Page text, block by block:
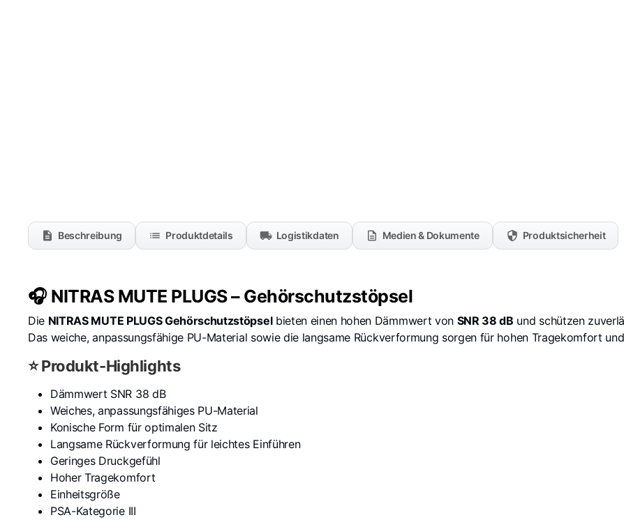
Beschreibung Produktdetails Logistikdaten Medien & Dokumente Produktsicherheit
🎧 NITRAS MUTE PLUGS – Gehörschutzstöpsel
Die NITRAS MUTE PLUGS Gehörschutzstöpselbieten einen hohen Dämmwert von SNR 38 dB und schützen
Das weiche, anpassungsfähige PU-Material sowie die langsame Rückverformung sorgen für hohen Tragekomfort
⭐ Produkt-Highlights
Dämmwert SNR 38 dB
Weiches, anpassungsfähiges PU-Material
Konische Form für optimalen Sitz
Langsame Rückverformung für leichtes Einführen
Geringes Druckgefühl
Hoher Tragekomfort
Einheitsgröße
PSA-Kategorie III